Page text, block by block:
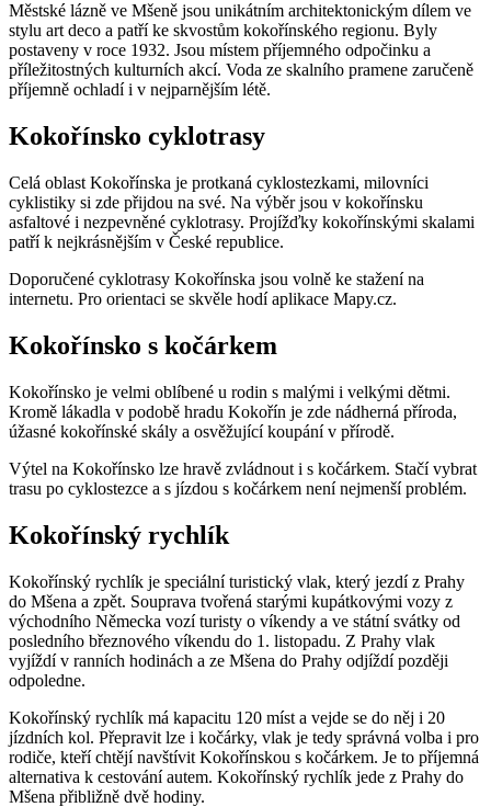
Městské lázně ve Mšeně jsou unikátním architektonickým dílem ve
stylu art deco a patří ke skvostům kokořínského regionu. Byly
postaveny v roce 1932. Jsou místem příjemného odpočinku a
příležitostných kulturních akcí. Voda ze skalního pramene zaručeně
příjemně ochladí i v nejparnějším létě.
Kokořínsko cyklotrasy
Celá oblast Kokořínska je protkaná cyklostezkami, milovníci
cyklistiky si zde přijdou na své. Na výběr jsou v kokořínsku
asfaltové i nezpevněné cyklotrasy. Projížďky kokořínskými skalami
patří k nejkrásnějším v České republice.
Doporučené cyklotrasy Kokořínska jsou volně ke stažení na
internetu. Pro orientaci se skvěle hodí aplikace Mapy.cz.
Kokořínsko s kočárkem
Kokořínsko je velmi oblíbené u rodin s malými i velkými dětmi.
Kromě lákadla v podobě hradu Kokořín je zde nádherná příroda,
úžasné kokořínské skály a osvěžující koupání v přírodě.
Výtel na Kokořínsko lze hravě zvládnout i s kočárkem. Stačí vybrat
trasu po cyklostezce a s jízdou s kočárkem není nejmenší problém.
Kokořínský rychlík
Kokořínský rychlík je speciální turistický vlak, který jezdí z Prahy
do Mšena a zpět. Souprava tvořená starými kupátkovými vozy z
východního Německa vozí turisty o víkendy a ve státní svátky od
posledního březnového víkendu do 1. listopadu. Z Prahy vlak
vyjíždí v ranních hodinách a ze Mšena do Prahy odjíždí později
odpoledne.
Kokořínský rychlík má kapacitu 120 míst a vejde se do něj i 20
jízdních kol. Přepravit lze i kočárky, vlak je tedy správná volba i pro
rodiče, kteří chtějí navštívit Kokořínskou s kočárkem. Je to příjemná
alternativa k cestování autem. Kokořínský rychlík jede z Prahy do
Mšena přibližně dvě hodiny.